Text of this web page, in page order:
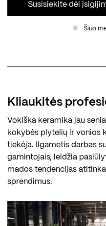
Susisiekite dėl
Šiuo
Kliaukitės
Vokiška keramika jau
kokybės plytelių ir vonios
tiekėja. Ilgametis darbas
gamintojais, leidžia
mados tendencijas
sprendimus.